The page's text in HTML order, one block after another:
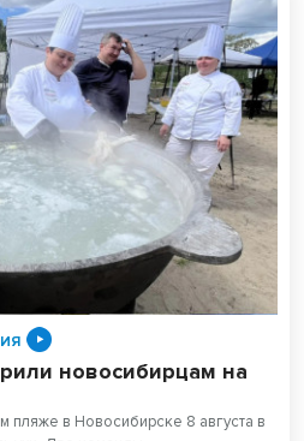
новосибирцам на
пляже в Новосибирске 8 августа в